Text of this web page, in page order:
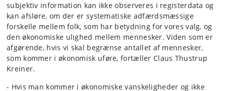
subjektiv information kan ikke observeres i registerdata og
kan afsløre, om der er systematiske adfærdsmæssige
forskelle mellem folk, som har betydning for vores valg, og
den økonomiske ulighed mellem mennesker. Viden som er
afgørende, hvis vi skal begrænse antallet af mennesker,
som kommer i økonomisk uføre, fortæller Claus Thustrup
Kreiner.
- Hvis man kommer i økonomiske vanskeligheder og ikke